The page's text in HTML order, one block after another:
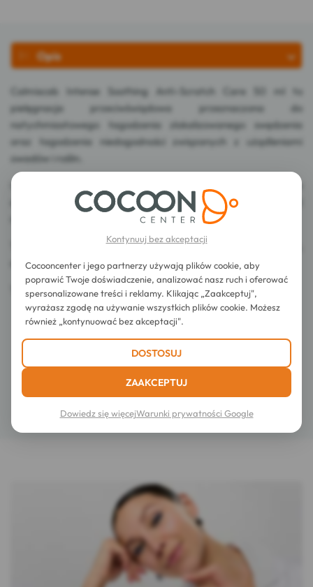
Opis
Calmiscab Intense Soothing Anti-Scratch Care 50 ml to
pielęgnacja przeciwświądowa przeznaczona do
natychmiastowego łagodzenia zlokalizowanego swędzenia
oraz łagodzenia niedogodności związanych z użądleniami
owadów i roślin.
Calmiscab Intense, bez perfum, dzięki kompleksowi składników
aktywnych (Crotamiton 5%, Calamine 2% i siarczan cynku 0,4%)
natychmiast zmniejsza swędzenie i drapanie.
Te aktywne składniki łagodzą i koją dyskomfort skóry,
oczyszczają ją i ograniczają proliferację bakterii.
Testowany dermatologicznie.
Sposób użycia
Szczegóły
Kontynuuj bez akceptacji
Cocooncenter i jego partnerzy używają plików cookie, aby
poprawić Twoje doświadczenie, analizować nasz ruch i oferować
spersonalizowane treści i reklamy. Klikając „Zaakceptuj",
wyrażasz zgodę na używanie wszystkich plików cookie. Możesz
również „kontynuować bez akceptacji".
DOSTOSUJ
ZAAKCEPTUJ
Dowiedz się więcejWarunki prywatności Google